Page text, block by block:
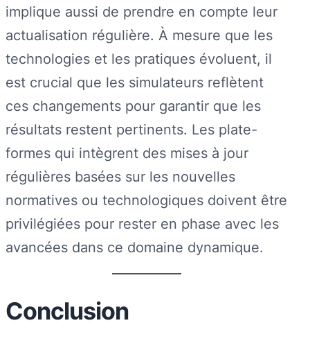
implique aussi de prendre en compte leur
actualisation régulière. À mesure que les
technologies et les pratiques évoluent, il
est crucial que les simulateurs reflètent
ces changements pour garantir que les
résultats restent pertinents. Les plate-
formes qui intègrent des mises à jour
régulières basées sur les nouvelles
normatives ou technologiques doivent être
privilégiées pour rester en phase avec les
avancées dans ce domaine dynamique.
Conclusion